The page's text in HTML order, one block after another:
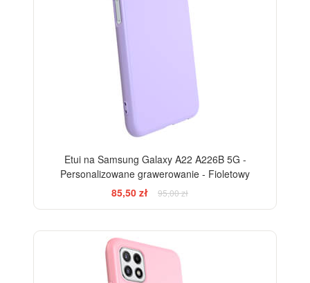
Etui na Samsung Galaxy A22 A226B 5G -
Personalizowane grawerowanie - Fioletowy
85,50 zł
95,00 zł